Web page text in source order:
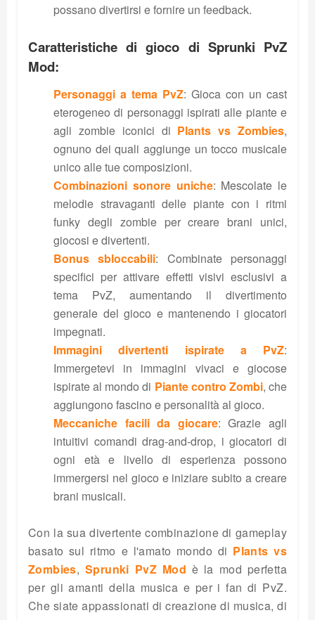
possano divertirsi e fornire un feedback.
Caratteristiche di gioco di Sprunki PvZ
Mod:
Personaggi a tema PvZ: Gioca con un cast
eterogeneo di personaggi ispirati alle piante e
agli zombie iconici di Plants vs Zombies,
ognuno dei quali aggiunge un tocco musicale
unico alle tue composizioni.
Combinazioni sonore uniche: Mescolate le
melodie stravaganti delle piante con i ritmi
funky degli zombie per creare brani unici,
giocosi e divertenti.
Bonus sbloccabili: Combinate personaggi
specifici per attivare effetti visivi esclusivi a
tema PvZ, aumentando il divertimento
generale del gioco e mantenendo i giocatori
impegnati.
Immagini divertenti ispirate a PvZ:
Immergetevi in immagini vivaci e giocose
ispirate al mondo di Piante contro Zombi, che
aggiungono fascino e personalità al gioco.
Meccaniche facili da giocare: Grazie agli
intuitivi comandi drag-and-drop, i giocatori di
ogni età e livello di esperienza possono
immergersi nel gioco e iniziare subito a creare
brani musicali.
Con la sua divertente combinazione di gameplay
basato sul ritmo e l'amato mondo di Plants vs
Zombies,Sprunki PvZ Mod è la mod perfetta
per gli amanti della musica e per i fan di PvZ.
Che siate appassionati di creazione di musica, di